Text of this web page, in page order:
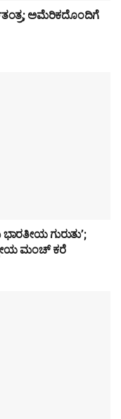
ಅಮೆರಿಕದೊಂದಿಗೆ
ಗುರುತು’;
ಮಂಚ್ ಕರೆ